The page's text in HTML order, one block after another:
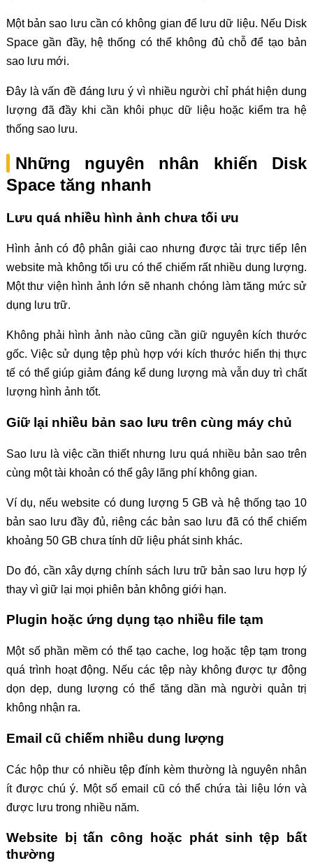
Một bản sao lưu cần có không gian để lưu dữ liệu. Nếu Disk
Space gần đầy, hệ thống có thể không đủ chỗ để tạo bản
sao lưu mới.
Đây là vấn đề đáng lưu ý vì nhiều người chỉ phát hiện dung
lượng đã đầy khi cần khôi phục dữ liệu hoặc kiểm tra hệ
thống sao lưu.
Những nguyên nhân khiến Disk
Space tăng nhanh
Lưu quá nhiều hình ảnh chưa tối ưu
Hình ảnh có độ phân giải cao nhưng được tải trực tiếp lên
website mà không tối ưu có thể chiếm rất nhiều dung lượng.
Một thư viện hình ảnh lớn sẽ nhanh chóng làm tăng mức sử
dụng lưu trữ.
Không phải hình ảnh nào cũng cần giữ nguyên kích thước
gốc. Việc sử dụng tệp phù hợp với kích thước hiển thị thực
tế có thể giúp giảm đáng kể dung lượng mà vẫn duy trì chất
lượng hình ảnh tốt.
Giữ lại nhiều bản sao lưu trên cùng máy chủ
Sao lưu là việc cần thiết nhưng lưu quá nhiều bản sao trên
cùng một tài khoản có thể gây lãng phí không gian.
Ví dụ, nếu website có dung lượng 5 GB và hệ thống tạo 10
bản sao lưu đầy đủ, riêng các bản sao lưu đã có thể chiếm
khoảng 50 GB chưa tính dữ liệu phát sinh khác.
Do đó, cần xây dựng chính sách lưu trữ bản sao lưu hợp lý
thay vì giữ lại mọi phiên bản không giới hạn.
Plugin hoặc ứng dụng tạo nhiều file tạm
Một số phần mềm có thể tạo cache, log hoặc tệp tạm trong
quá trình hoạt động. Nếu các tệp này không được tự động
dọn dẹp, dung lượng có thể tăng dần mà người quản trị
không nhận ra.
Email cũ chiếm nhiều dung lượng
Các hộp thư có nhiều tệp đính kèm thường là nguyên nhân
ít được chú ý. Một số email cũ có thể chứa tài liệu lớn và
được lưu trong nhiều năm.
Website bị tấn công hoặc phát sinh tệp bất
thường